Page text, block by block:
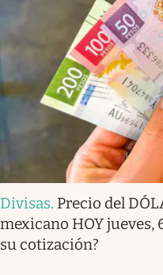
Divisas. Precio del
mexicano HOY jueves,
su cotización?